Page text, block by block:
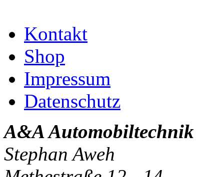
Kontakt
Shop
Impressum
Datenschutz
A&A Automobiltechnik
Stephan Aweh